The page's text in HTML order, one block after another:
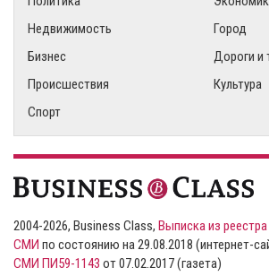
Недвижимость
Город
Бизнес
Дороги и
Происшествия
Культура
Спорт
2004-2026, Business Class, Выписка из
СМИ по состоянию на 29.08.2018 (интернет-
СМИ ПИ59-1143 от 07.02.2017 (газета)